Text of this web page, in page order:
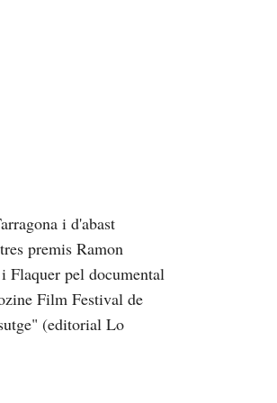
i d'abast
premis Ramon
pel documental
Film Festival de
(editorial Lo